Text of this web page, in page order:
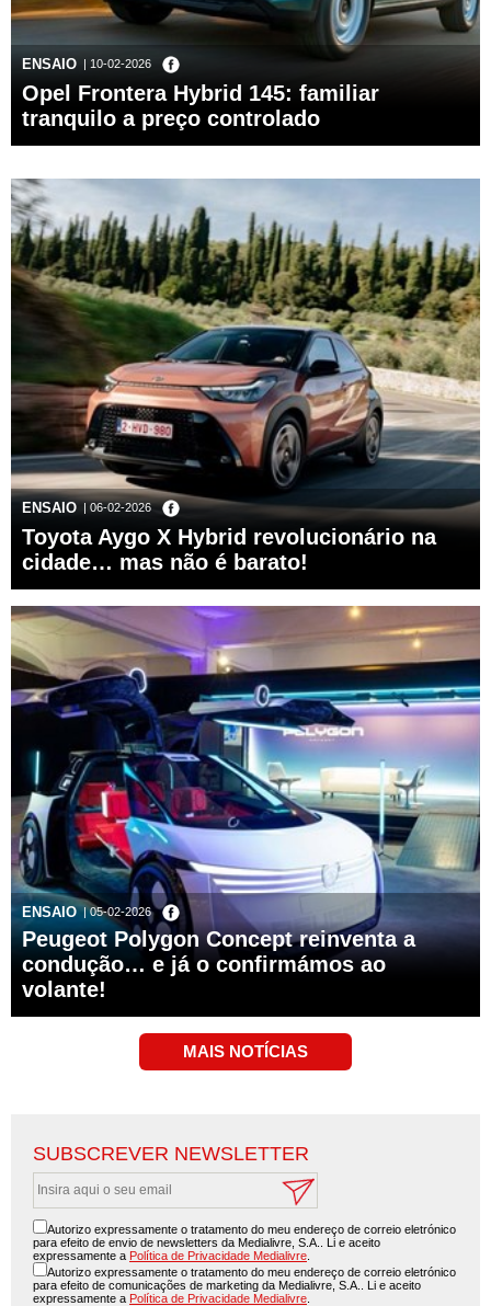
ENSAIO | 10-02-2026
Opel Frontera Hybrid 145: familiar
tranquilo a preço controlado
ENSAIO | 06-02-2026
Toyota Aygo X Hybrid revolucionário na
cidade… mas não é barato!
ENSAIO | 05-02-2026
Peugeot Polygon Concept reinventa a
condução… e já o confirmámos ao
volante!
SUBSCREVER NEWSLETTER
Autorizo expressamente o tratamento do meu endereço de correio eletrónico
para efeito de envio de newsletters da Medialivre, S.A.. Li e aceito
expressamente a Política de Privacidade Medialivre
Autorizo expressamente o tratamento do meu endereço de correio eletrónico
para efeito de comunicações de marketing da Medialivre, S.A.. Li e aceito
expressamente a Política de Privacidade Medialivre